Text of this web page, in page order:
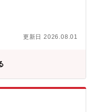
環境を整えています。＜
事で世界でオンリーワン
、ロジック、イメージセ
る半導体産業育成強化の
イメージ】・20代の仕事
成・40代の仕事例：露光
（ソフトウェア）の連携
品質と耐久性を持った製
いますが、これらの調整
を超えて協力し合うこと
環境があります。実機組
に関してはスキル評価を
サポートし、多くのメン
います。一方、仮想段階
だけでなく複数のパラメ
の生産性向上も進んで
更新日 2026.08.01